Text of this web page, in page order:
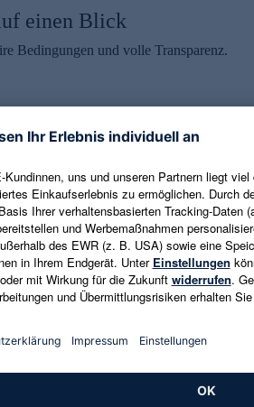
einen Blick
Bedingungen und volle Transparenz.
erhalten
und aktuelle Trends,
Als Dankeschön
Abmeldung ist jederzeit in
E-
Es